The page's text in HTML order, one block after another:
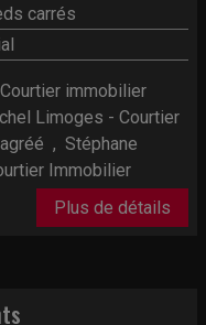
carrés
immobilier
Limoges - Courtier
, Stéphane
Immobilier
Plus de détails